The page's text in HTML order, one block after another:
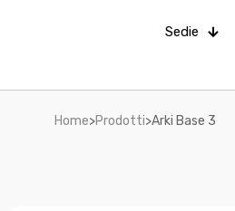
Sedie
Home>Prodotti>Arki Base 3